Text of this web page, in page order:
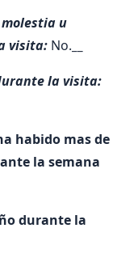
u
visita: No.
la visita:
habido mas de
la semana
durante la